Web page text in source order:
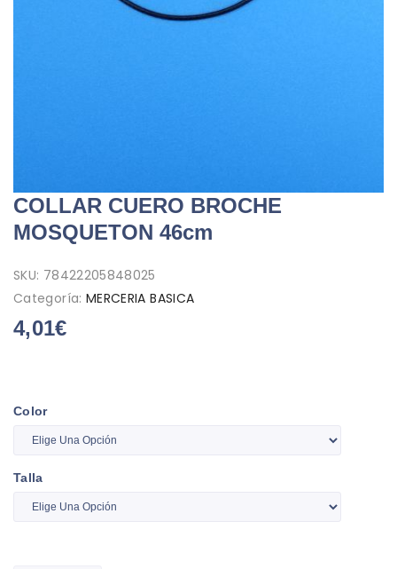
COLLAR CUERO BROCHE
MOSQUETON 46cm
SKU: 78422205848025
Categoría: MERCERIA BASICA
4,01€
Color
Talla